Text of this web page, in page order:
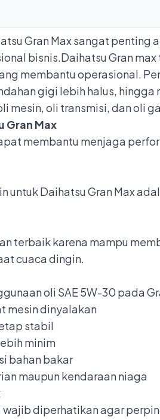
Gran Max sangat
bisnis.Daihatsu Gran
membantu operasional.
gigi lebih halus,
mesin, oli transmisi, dan oli
Gran Max
membantu menjaga
untuk Daihatsu Gran Max
terbaik karena mampu
cuaca dingin.
oli SAE 5W-30 pada
mesin dinyalakan
stabil
minim
bahan bakar
maupun kendaraan niaga
wajib diperhatikan agar